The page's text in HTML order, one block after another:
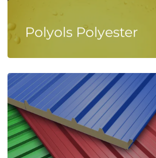
Polyols Polyester